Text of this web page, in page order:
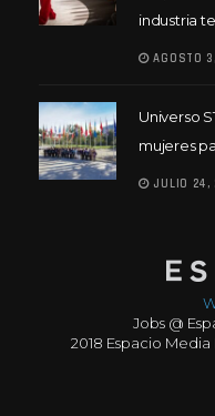
industria
AGOSTO
Universo
mujeres
JULIO 24,
Jobs @
2018 Espacio